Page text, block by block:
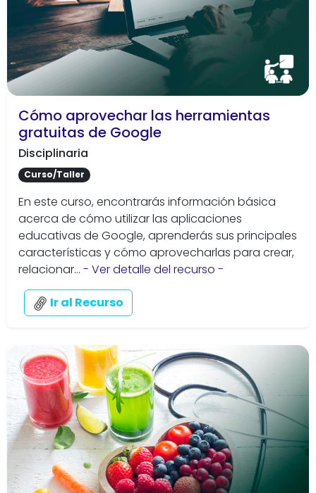
Cómo aprovechar las herramientas
gratuitas de Google
Disciplinaria
Curso/Taller
En este curso, encontrarás información básica
acerca de cómo utilizar las aplicaciones
educativas de Google, aprenderás sus principales
características y cómo aprovecharlas para crear,
relacionar... - Ver detalle del recurso -
Ir al Recurso